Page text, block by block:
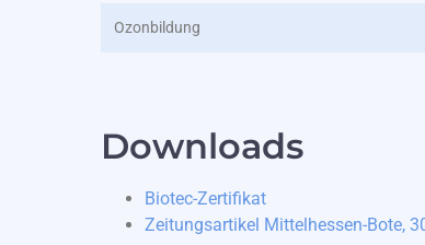
Ozonbildung
Downloads
Biotec-Zertifikat
Zeitungsartikel Mittelhessen-Bote,